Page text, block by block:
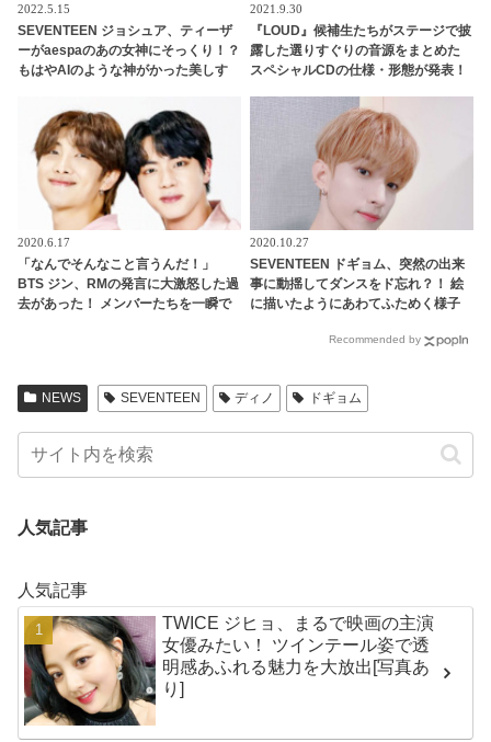
2022.5.15
SEVENTEEN ジョシュア、ティーザ
ーがaespaのあの女神にそっくり！？
もはやAIのような神がかった美しす
ス」っていったい何？
2021.9.30
『LOUD』候補生たちがステージで披
露した選りすぐりの音源をまとめた
スペシャルCDの仕様・形態が発表！
2020.6.17
「なんでそんなこと言うんだ！」
BTS ジン、RMの発言に大激怒した過
去があった！ メンバーたちを一瞬で
い」の声殺到
2020.10.27
SEVENTEEN ドギョム、突然の出来
事に動揺してダンスをド忘れ？！ 絵
に描いたようにあわてふためく様子
Recommended by
NEWS SEVENTEEN ディノ ドギョム
人気記事
人気記事
TWICE ジヒョ、まるで映画の主演
女優みたい！ ツインテール姿で透
明感あふれる魅力を大放出[写真あ
り]